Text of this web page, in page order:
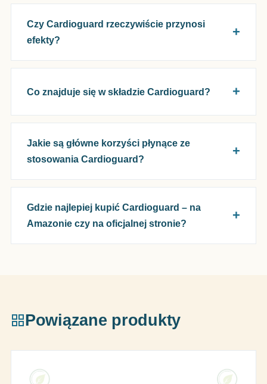
Czy Cardioguard rzeczywiście przynosi
efekty?
Co znajduje się w składzie Cardioguard?
Jakie są główne korzyści płynące ze
stosowania Cardioguard?
Gdzie najlepiej kupić Cardioguard – na
Amazonie czy na oficjalnej stronie?
Powiązane produkty